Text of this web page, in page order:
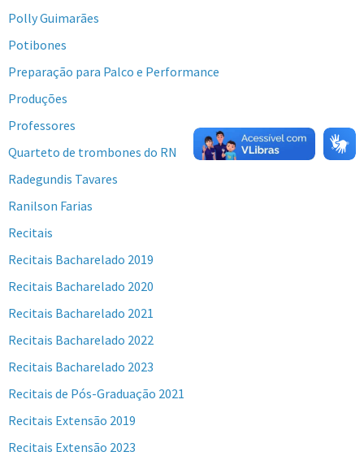
Polly Guimarães
Potibones
Preparação para Palco e Performance
Produções
Professores
Quarteto de trombones do RN
Radegundis Tavares
Ranilson Farias
Recitais
Recitais Bacharelado 2019
Recitais Bacharelado 2020
Recitais Bacharelado 2021
Recitais Bacharelado 2022
Recitais Bacharelado 2023
Recitais de Pós-Graduação 2021
Recitais Extensão 2019
Recitais Extensão 2023